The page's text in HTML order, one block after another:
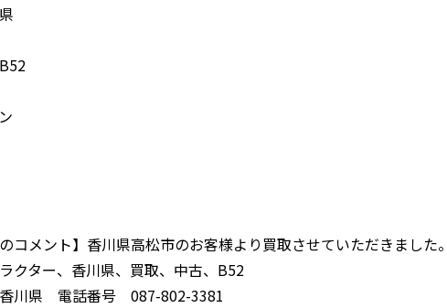
B52
コメント】 香川県高松市のお客様より買取させていただきました。
クター、香川県、買取、中古、B52
香川県 電話番号 087-802-3381